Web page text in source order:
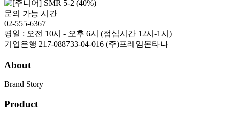
문의 가능 시간
02-555-6367
평일 : 오전 10시 - 오후 6시 (점심시간 12시-1시)
기업은행 217-088733-04-016 (주)프레임몬타나
About
Brand Story
Product